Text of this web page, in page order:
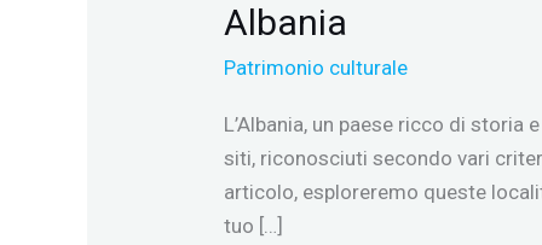
Albania
Patrimonio culturale
L’Albania, un paese ricco di storia
siti, riconosciuti secondo vari
articolo, esploreremo queste
tuo […]